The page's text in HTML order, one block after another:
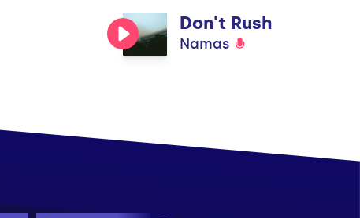
Don't Rush
Namas